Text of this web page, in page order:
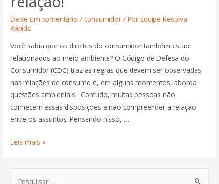
Deixe um comentário /consumidor / PorEquipe Resolva
Rápido
Você sabia que os direitos do consumidor também estão
relacionados ao meio ambiente? O Código de Defesa do
Consumidor (CDC) traz as regras que devem ser observadas
nas relações de consumo e, em alguns momentos, aborda
questões ambientais. Contudo, muitas pessoas não
conhecem essas disposições e não compreender a relação
entre os assuntos. Pensando nisso, …
Leia mais »